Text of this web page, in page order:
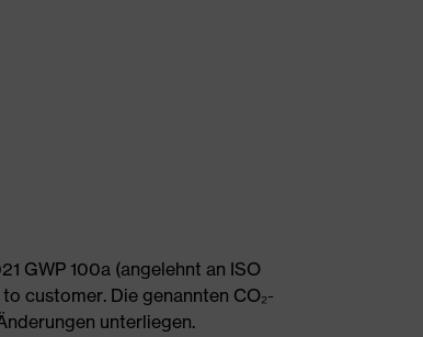
GWP 100a (angelehnt an ISO
customer. Die genannten CO₂-
unterliegen.